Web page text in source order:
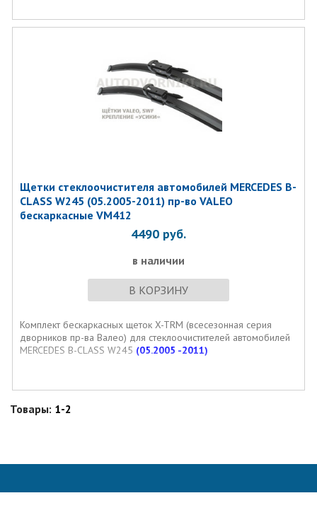
Щетки стеклоочистителя автомобилей MERCEDES B-
CLASS W245 (05.2005-2011) пр-во VALEO
бескаркасные VM412
4490 руб.
в наличии
В КОРЗИНУ
Комплект бескаркасных щеток X-TRM (всесезонная серия
дворников пр-ва Валео) для стеклоочистителей автомобилей
MERCEDES B-CLASS W245 (05.2005 -2011)
Товары: 1-2